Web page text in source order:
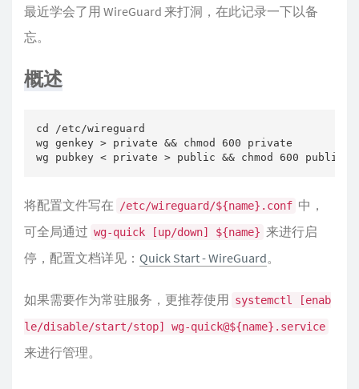
最近学会了用 WireGuard 来打洞，在此记录一下以备
忘。
概述
cd /etc/wireguard
wg genkey > private && chmod 600 private
wg pubkey < private > public && chmod 600 public
将配置文件写在 /etc/wireguard/${name}.conf 中，
可全局通过 wg-quick [up/down] ${name} 来进行启
停，配置文档详见： Quick Start - WireGuard。
如果需要作为常驻服务，更推荐使用 systemctl [enab
le/disable/start/stop] wg-quick@${name}.service
来进行管理。